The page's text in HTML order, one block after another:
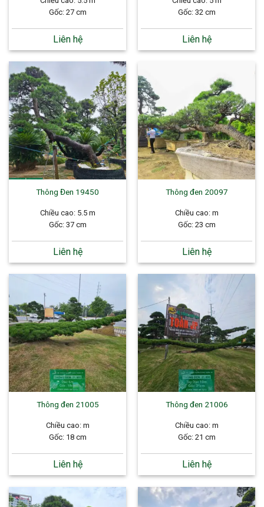
Gốc: 27 cm
Liên hệ
Gốc: 32 cm
Liên hệ
Thông Đen 19450
Chiều cao: 5.5 m
Gốc: 37 cm
Liên hệ
Thông đen 20097
Chiều cao: m
Gốc: 23 cm
Liên hệ
Thông đen 21005
Chiều cao: m
Gốc: 18 cm
Liên hệ
Thông đen 21006
Chiều cao: m
Gốc: 21 cm
Liên hệ